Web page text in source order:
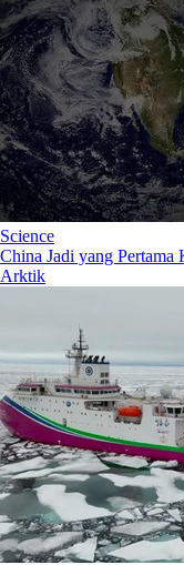
Science
China Jadi yang
Arktik